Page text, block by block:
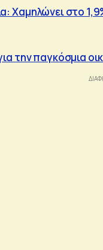
Χαμηλώνει στο
την παγκόσμια